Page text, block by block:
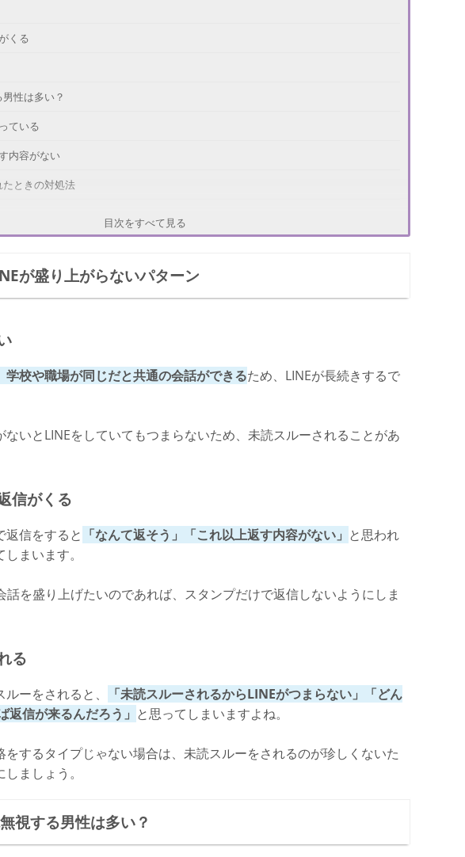
くる
性は多い？
ている
内容がない
ときの対処法
読スルーされる原因
くさい
目次をすべて見る
が盛り上がらないパターン
学校や職場が同じだと共通の会話ができるため、LINEが長続きするで
ないとLINEをしていてもつまらないため、未読スルーされることがあ
信がくる
返信をすると 「なんて返そう」「これ以上返す内容がない」 と思われ
まいます。
話を盛り上げたいのであれば、スタンプだけで返信しないようにしま
る
ーをされると、
「未読スルーされるからLINEがつまらない」「どん
信が来るんだろう」 と思ってしまいますよね。
をするタイプじゃない場合は、未読スルーをされるのが珍しくないた
ましょう。
視する男性は多い？